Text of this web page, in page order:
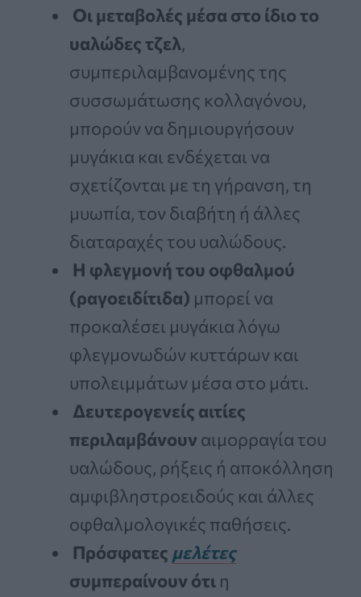
Οι μεταβολές μέσα στο ίδιο το
υαλώδες τζελ,
συμπεριλαμβανομένης της
συσσωμάτωσης κολλαγόνου,
μπορούν να δημιουργήσουν
μυγάκια και ενδέχεται να
σχετίζονται με τη γήρανση, τη
μυωπία, τον διαβήτη ή άλλες
διαταραχές του υαλώδους.
Η φλεγμονή του οφθαλμού
(ραγοειδίτιδα) μπορεί να
προκαλέσει μυγάκια λόγω
φλεγμονωδών κυττάρων και
υπολειμμάτων μέσα στο μάτι.
Δευτερογενείς αιτίες
περιλαμβάνουν αιμορραγία του
υαλώδους, ρήξεις ή αποκόλληση
αμφιβληστροειδούς και άλλες
οφθαλμολογικές παθήσεις.
Πρόσφατες μελέτες
συμπεραίνουν ότι η